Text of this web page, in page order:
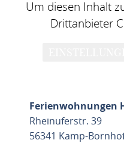
Um diesen Inhalt
Drittanbieter
Ferienwohnungen
Rheinuferstr. 39
56341 Kamp-